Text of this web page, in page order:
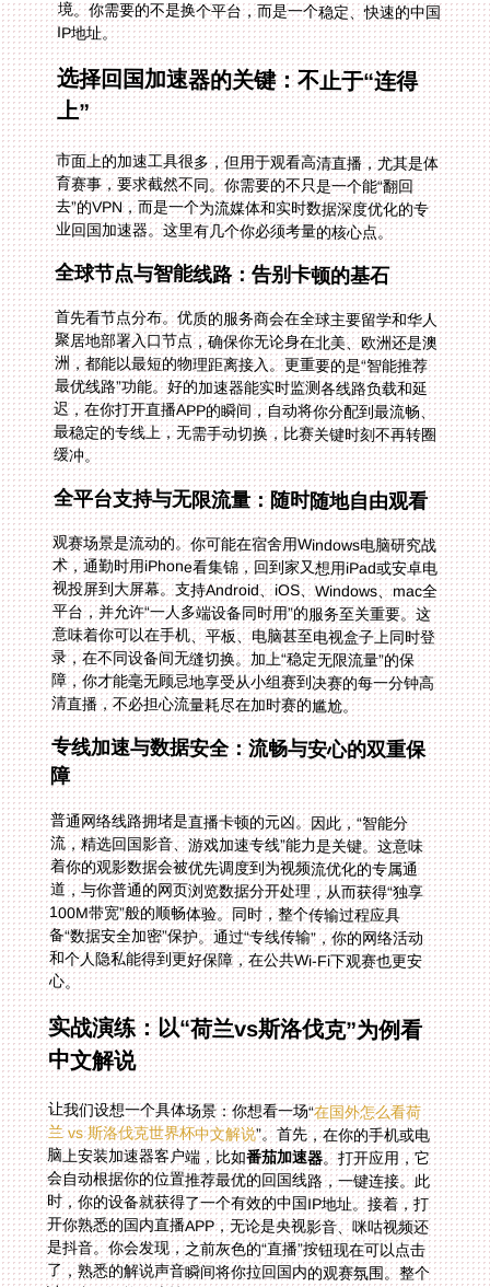
IP地址。
选择回国加速器的关键：不止于“连得
上”
市面上的加速工具很多，但用于观看高清直播，尤其是体
育赛事，要求截然不同。你需要的不只是一个能“翻回
去”的VPN，而是一个为流媒体和实时数据深度优化的专
业回国加速器。这里有几个你必须考量的核心点。
全球节点与智能线路：告别卡顿的基石
首先看节点分布。优质的服务商会在全球主要留学和华人
聚居地部署入口节点，确保你无论身在北美、欧洲还是澳
洲，都能以最短的物理距离接入。更重要的是“智能推荐
最优线路”功能。好的加速器能实时监测各线路负载和延
迟，在你打开直播APP的瞬间，自动将你分配到最流畅、
最稳定的专线上，无需手动切换，比赛关键时刻不再转圈
缓冲。
全平台支持与无限流量：随时随地自由观看
观赛场景是流动的。你可能在宿舍用Windows电脑研究战
术，通勤时用iPhone看集锦，回到家又想用iPad或安卓电
视投屏到大屏幕。支持Android、iOS、Windows、mac全
平台，并允许“一人多端设备同时用”的服务至关重要。这
意味着你可以在手机、平板、电脑甚至电视盒子上同时登
录，在不同设备间无缝切换。加上“稳定无限流量”的保
障，你才能毫无顾忌地享受从小组赛到决赛的每一分钟高
清直播，不必担心流量耗尽在加时赛的尴尬。
专线加速与数据安全：流畅与安心的双重保
障
普通网络线路拥堵是直播卡顿的元凶。因此，“智能分
流，精选回国影音、游戏加速专线”能力是关键。这意味
着你的观影数据会被优先调度到为视频流优化的专属通
道，与你普通的网页浏览数据分开处理，从而获得“独享
100M带宽”般的顺畅体验。同时，整个传输过程应具
备“数据安全加密”保护。通过“专线传输”，你的网络活动
和个人隐私能得到更好保障，在公共Wi-Fi下观赛也更安
心。
实战演练：以“荷兰vs斯洛伐克”为例看
中文解说
让我们设想一个具体场景：你想看一场“在国外怎么看荷
兰 vs 斯洛伐克世界杯中文解说”。首先，在你的手机或电
脑上安装加速器客户端，比如番茄加速器。打开应用，它
会自动根据你的位置推荐最优的回国线路，一键连接。此
时，你的设备就获得了一个有效的中国IP地址。接着，打
开你熟悉的国内直播APP，无论是央视影音、咪咕视频还
是抖音。你会发现，之前灰色的“直播”按钮现在可以点击
了，熟悉的解说声音瞬间将你拉回国内的观赛氛围。整个
过程中，智能分流技术确保解说声画同步，专线保障让高